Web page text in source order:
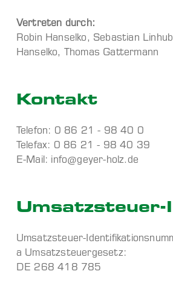
Vertreten durch:
Robin Hanselko, Sebastian
Hanselko, Thomas Gattermann
Kontakt
Telefon: 0 86 21 - 98 40 0
Telefax: 0 86 21 - 98 40 39
E-Mail: info@geyer-holz.de
Umsatzsteuer-
Umsatzsteuer-
a Umsatzsteuergesetz:
DE 268 418 785